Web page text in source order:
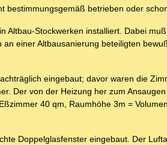
betrieben oder
Altbau-Stockwerken installiert. Dabei
einer Altbausanierung beteiligten
eingebaut; davor waren die
Der von der Heizung her zum
40 qm, Raumhöhe 3m =
Doppelglasfenster eingebaut. Der